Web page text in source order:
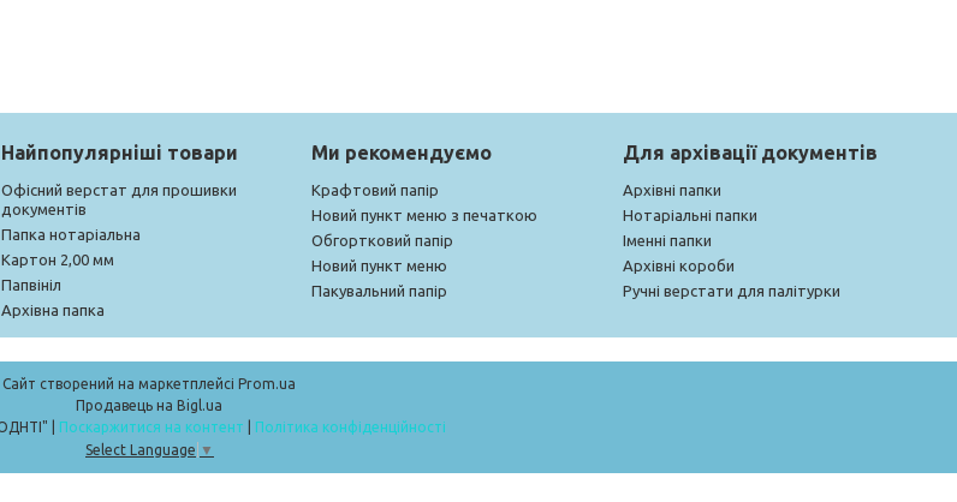
Найпопулярніші товари
Офісний верстат для прошивки
документів
Папка нотаріальна
Картон 2,00 мм
Папвініл
Архівна папка
Ми рекомендуємо
Крафтовий папір
Новий пункт меню з печаткою
Обгортковий папір
Новий пункт меню
Пакувальний папір
Для архівації документів
Архівні папки
Нотаріальні папки
Іменні папки
Архівні короби
Ручні верстати для палітурки
Сайт створений на маркетплейсі Prom.ua
Продавець на Bigl.ua
Поскаржитися на контент
Політика конфіденційності
Select Language ▼